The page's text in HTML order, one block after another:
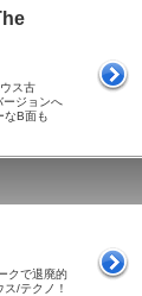
ス古
ジョンへ
なB面も
クで退廃的
/テクノ！